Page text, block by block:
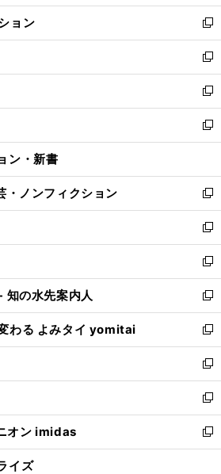
開
く
ウ
ィ
ン
ド
ウ
で
開
く
し
い
ウ
ィ
ン
ド
ウ
で
開
ョン
新
し
い
ウ
ィ
ン
ド
ウ
開
く
新
し
い
ウ
ィ
ン
ウ
で
開
く
新
し
い
ウ
ン
ド
ウ
で
開
く
新
し
ウ
ィ
ン
ド
ウ
で
開
く
ン・新書
・ノンフィクション
新
し
い
ウ
ィ
ン
ド
ウ
で
開
く
新
し
い
ウ
ィ
ン
ド
ウ
で
開
く
新
し
い
ウ
ィ
ン
ド
ウ
で
開
く
知の水先案内人
新
し
い
ウ
ィ
ン
ド
ウ
で
開
わる よみタイ yomitai
新
し
い
ウ
ィ
ン
ド
ウ
新
し
い
ウ
ィ
ン
新
し
い
ウ
オン imidas
新
し
イズ